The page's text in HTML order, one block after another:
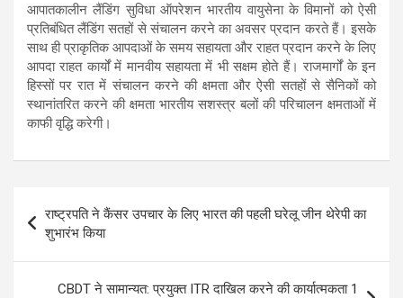
आपातकालीन लैंडिंग सुविधा ऑपरेशन भारतीय वायुसेना के विमानों को ऐसी
प्रतिबंधित लैंडिंग सतहों से संचालन करने का अवसर प्रदान करते हैं। इसके
साथ ही प्राकृतिक आपदाओं के समय सहायता और राहत प्रदान करने के लिए
आपदा राहत कार्यों में मानवीय सहायता में भी सक्षम होते हैं। राजमार्गों के इन
हिस्सों पर रात में संचालन करने की क्षमता और ऐसी सतहों से सैनिकों को
स्थानांतरित करने की क्षमता भारतीय सशस्त्र बलों की परिचालन क्षमताओं में
काफी वृद्धि करेगी।
navigation
राष्ट्रपति ने कैंसर उपचार के लिए भारत की पहली घरेलू जीन थेरेपी का
शुभारंभ किया
CBDT ने सामान्यत: प्रयुक्‍त ITR दाखिल करने की कार्यात्‍मकता 1